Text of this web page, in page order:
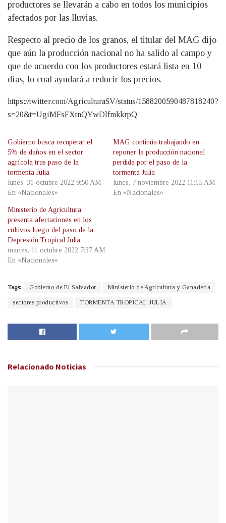
productores se llevarán a cabo en todos los municipios
afectados por las lluvias.
Respecto al precio de los granos, el titular del MAG dijo
que aún la producción nacional no ha salido al campo y
que de acuerdo con los productores estará lista en 10
días, lo cual ayudará a reducir los precios.
https://twitter.com/AgriculturaSV/status/1588200590487818240?
s=20&t=UgiMFsFXtnQYwDlfmkkrpQ
Gobierno busca recuperar el
5% de daños en el sector
agrícola tras paso de la
tormenta Julia
lunes, 31 octubre 2022 9:50 AM
En «Nacionales»
MAG continúa trabajando en
reponer la producción nacional
perdida por el paso de la
tormenta Julia
lunes, 7 noviembre 2022 11:15 AM
En «Nacionales»
Ministerio de Agricultura
presenta afectaciones en los
cultivos luego del paso de la
Depresión Tropical Julia
martes, 11 octubre 2022 7:37 AM
En «Nacionales»
Tags: Gobierno de El Salvador Ministerio de Agricultura y Ganadería
sectores productivos TORMENTA TROPICAL JULIA
Relacionado Noticias